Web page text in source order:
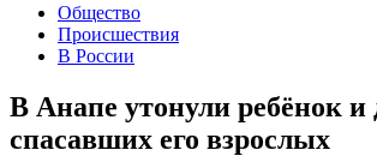
Общество
Происшествия
В России
В Анапе утонули ребёнок и
спасавших его взрослых